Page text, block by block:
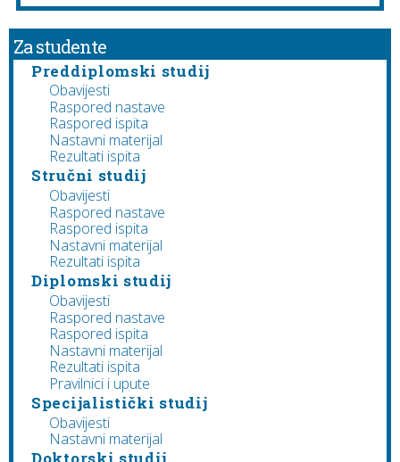
Za studente
Preddiplomski studij
Obavijesti
Raspored nastave
Raspored ispita
Nastavni materijal
Rezultati ispita
Stručni studij
Obavijesti
Raspored nastave
Raspored ispita
Nastavni materijal
Rezultati ispita
Diplomski studij
Obavijesti
Raspored nastave
Raspored ispita
Nastavni materijal
Rezultati ispita
Pravilnici i upute
Specijalistički studij
Obavijesti
Nastavni materijal